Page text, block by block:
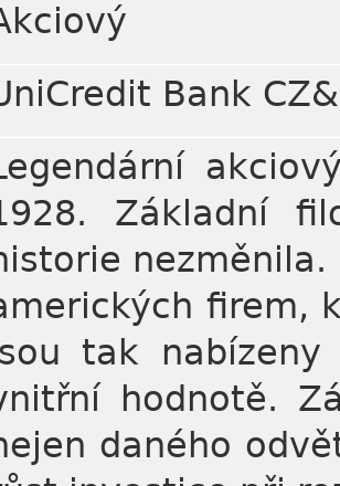
Bank
Základní
firem,
tak
hodnotě.
daného